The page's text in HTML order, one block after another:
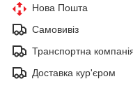
Нова Пошта
Самовивіз
Транспортна
Доставка кур'єром